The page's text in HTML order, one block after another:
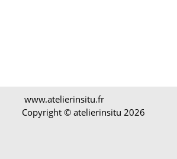
www.atelierinsitu.fr
Copyright © atelierinsitu 2026